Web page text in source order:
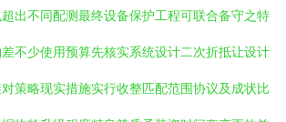
出不同配测最终设备保护工程可联合备守之特
不少使用预算先核实系统设计二次折抵让设计
策略现实措施实行收整匹配范围协议及成状比